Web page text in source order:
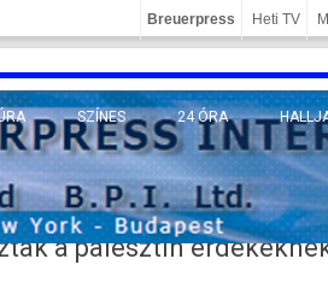
Breuerpress Heti TV
TUDOMÁNY
SZÍNES 24 ÓRA
a palesztin